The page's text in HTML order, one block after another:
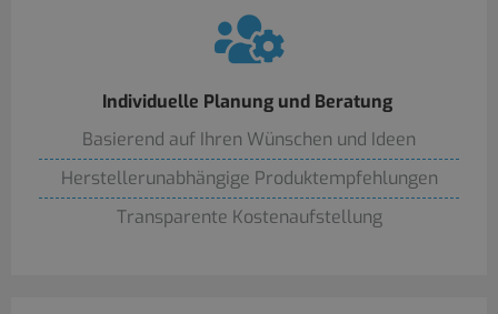
Individuelle Planung und Beratung
Basierend auf Ihren Wünschen und Ideen
Herstellerunabhängige Produktempfehlungen
Transparente Kostenaufstellung